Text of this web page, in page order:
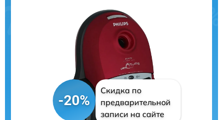
-20%
Скидка по
предварительной
записи на сайте